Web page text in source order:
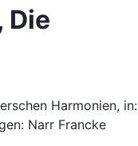
Die
Harmonien, in:
Narr Francke